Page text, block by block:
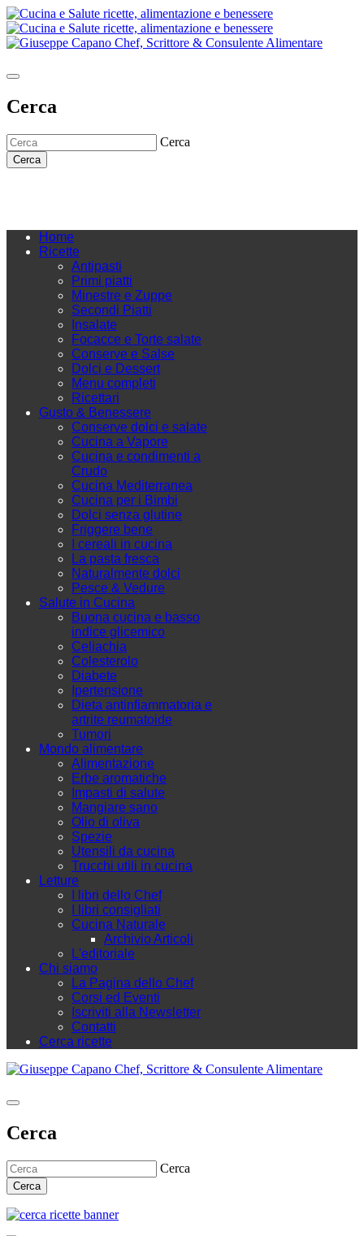
Cerca
Cerca
Cerca
Home
Ricette
Antipasti
Primi piatti
Minestre e Zuppe
Secondi Piatti
Insalate
Focacce e Torte salate
Conserve e Salse
Dolci e Dessert
Menu completi
Ricettari
Gusto & Benessere
Conserve dolci e salate
Cucina a Vapore
Cucina e condimenti a
Crudo
Cucina Mediterranea
Cucina per i Bimbi
Dolci senza glutine
Friggere bene
I cereali in cucina
La pasta fresca
Naturalmente dolci
Pesce & Vedure
Salute in Cucina
Buona cucina e basso
indice glicemico
Celiachia
Colesterolo
Diabete
Ipertensione
Dieta antinfiammatoria e
artrite reumatoide
Tumori
Mondo alimentare
Alimentazione
Erbe aromatiche
Impasti di salute
Mangiare sano
Olio di oliva
Spezie
Utensili da cucina
Trucchi utili in cucina
Letture
I libri dello Chef
I libri consigliati
Cucina Naturale
Archivio Articoli
L'editoriale
Chi siamo
La Pagina dello Chef
Corsi ed Eventi
Iscriviti alla Newsletter
Contatti
Cerca ricette
Cerca
Cerca
Cerca